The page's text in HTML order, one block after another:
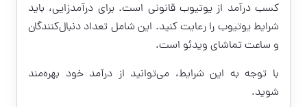
کسب درآمد از یوتیوب قانونی است. برای درآمدزایی، باید
شرایط یوتیوب را رعایت کنید. این شامل تعداد دنبال‌کنندگان
و ساعت تماشای ویدئو است.
با توجه به این شرایط، می‌توانید از درآمد خود بهره‌مند
شوید.